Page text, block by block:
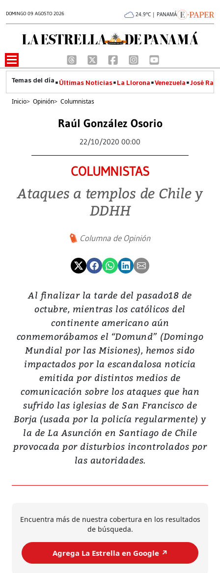
DOMINGO 09 AGOSTO 2026 24.9°C | PANAMÁ
Últimas Noticias La Llorona Venezuela José
Inicio> Opinión> Columnistas
Raúl González Osorio
22/10/2020 00:00
COLUMNISTAS
Ataques a templos de Chile y
DDHH
Columna de Opinión
Al finalizar la tarde del pasado18 de
octubre, mientras los católicos del
continente americano aún
conmemorábamos el “Domund” (Domingo
Mundial por las Misiones), hemos sido
impactados por la escandalosa noticia
emitida por distintos medios de
comunicación sobre los ataques que han
sufrido las iglesias de San Francisco de
Borja (usada por la policía regularmente) y
la de La Asunción en Santiago de Chile
provocada por disturbios incontrolados por
las autoridades.
Encuentra más de nuestra cobertura en los resultados
de búsqueda.
Agrega La Estrella en Google ↗️